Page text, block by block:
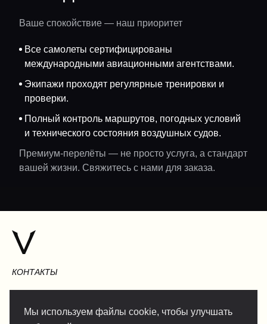
Мы используем файлы cookie, чтобы улучшать
Ваше спокойствие — наш приоритет
Все самолеты сертифицированы
международными авиационными агентствами.
Экипажи проходят регулярные тренировки и
проверки.
Полный контроль маршрутов, погодных условий
и технического состояния воздушных судов.
Премиум-перелёты — не просто услуга, а стандарт
вашей жизни. Свяжитесь с нами для заказа.
КОНТАКТЫ